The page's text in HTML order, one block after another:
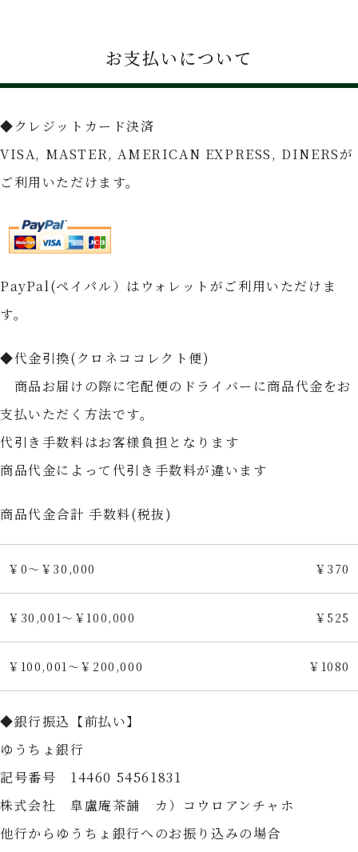
お支払いについて
◆クレジットカード決済
VISA, MASTER, AMERICAN EXPRESS, DINERSが
ご利用いただけます。
PayPal(ペイパル）はウォレットがご利用いただけま
す。
◆代金引換(クロネココレクト便)
商品お届けの際に宅配便のドライバーに商品代金をお
支払いただく方法です。
代引き手数料はお客様負担となります
商品代金によって代引き手数料が違います
商品代金合計 手数料(税抜)
￥0～￥30,000 ￥370
￥30,001～￥100,000 ￥525
￥100,001～￥200,000 ￥1080
◆銀行振込【前払い】
ゆうちょ銀行
記号番号 14460 54561831
株式会社 皐盧庵茶舗 カ）コウロアンチャホ
他行からゆうちょ銀行へのお振り込みの場合